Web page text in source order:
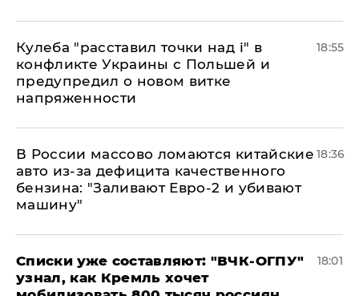
Кулеба "расставил точки над і" в
конфликте Украины с Польшей и
предупредил о новом витке
напряженности
18:55
В России массово ломаются китайские
авто из-за дефицита качественного
бензина: "Заливают Евро-2 и убивают
машину"
18:36
Списки уже составляют: "ВЧК-ОГПУ"
узнал, как Кремль хочет
18:01